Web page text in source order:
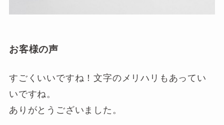
お客様の声
すごくいいですね！文字のメリハリもあってい
いですね。
ありがとうございました。